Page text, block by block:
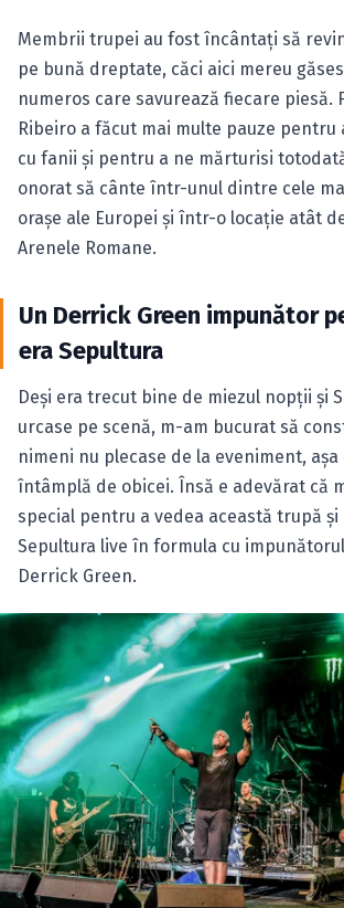
Membrii trupei au fost încântaţi să
pe bună dreptate, căci aici mereu
numeros care savurează fiecare piesă.
Ribeiro a făcut mai multe pauze pentru
cu fanii şi pentru a ne mărturisi
onorat să cânte într-unul dintre cele
oraşe ale Europei şi într-o locaţie atât
Arenele Romane.
Un Derrick Green impunător
era Sepultura
Deşi era trecut bine de miezul nopţii şi
urcase pe scenă, m-am bucurat să
nimeni nu plecase de la eveniment, aşa
întâmplă de obicei. Însă e adevărat că
special pentru a vedea această trupă
Sepultura live în formula cu
Derrick Green.